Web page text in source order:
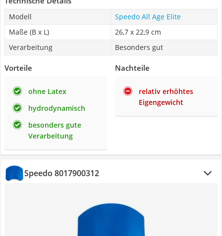
Modell
Speedo All Age Elite
Maße (B x L)
26,7 x 22,9 cm
Verarbeitung
Besonders gut
Vorteile
ohne Latex
hydrodynamisch
besonders gute
Verarbeitung
Nachteile
relativ erhöhtes
Eigengewicht
Speedo 8017900312